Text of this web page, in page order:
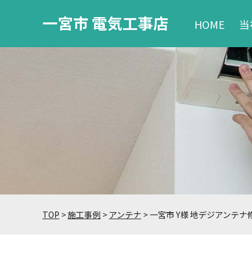
一宮市 電気工事店 HOME
TOP >施工事例 > アンテナ > 一宮市 Y様 地デジアンテナ